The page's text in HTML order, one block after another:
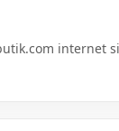
internet